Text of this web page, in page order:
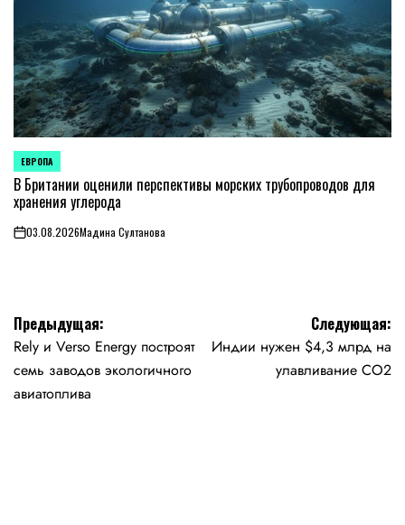
ОПУБЛИКОВАНО
В
ЕВРОПА
В Британии оценили перспективы морских трубопроводов для
хранения углерода
on03.08.2026Мадина Султанова
Навигация
по
записям
Предыдущая:
Rely и Verso Energy построят
семь заводов экологичного
авиатоплива
Следующая:
Индии нужен $4,3 млрд на
улавливание CO2